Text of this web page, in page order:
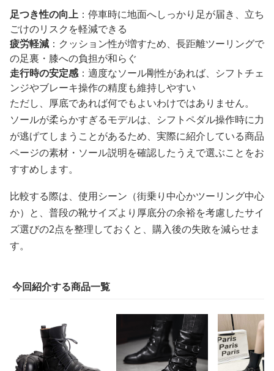
足つき性の向上 ：停車時に地面へしっかり足が届き、立ち
ごけのリスクを軽減できる
疲労軽減 ：クッション性が増すため、長距離ツーリングで
の足裏・膝への負担が和らぐ
走行時の安定感：適度なソール剛性があれば、シフトチェ
ンジやブレーキ操作の精度も維持しやすい
ただし、厚底であれば何でもよいわけではありません。
ソールが柔らかすぎるモデルは、シフトペダル操作時に力
が逃げてしまうことがあるため、実際に紹介している商品
ページの素材・ソール説明を確認したうえで選ぶことをお
すすめします。
比較する際は、使用シーン（街乗り中心かツーリング中心
か）と、普段の靴サイズより厚底分の余裕を考慮したサイ
ズ選びの2点を整理しておくと、購入後の失敗を減らせま
す。
今回紹介する商品一覧